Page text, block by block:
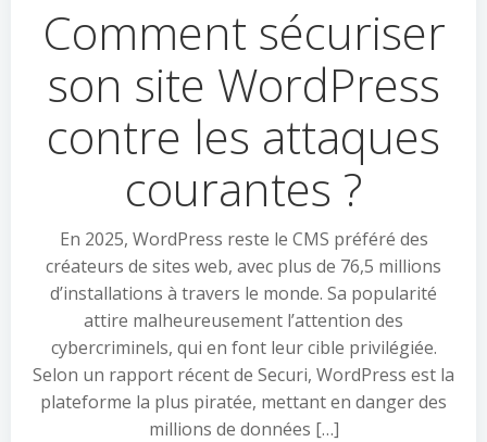
Comment sécuriser
son site WordPress
contre les attaques
courantes ?
En 2025, WordPress reste le CMS préféré des
créateurs de sites web, avec plus de 76,5 millions
d’installations à travers le monde. Sa popularité
attire malheureusement l’attention des
cybercriminels, qui en font leur cible privilégiée.
Selon un rapport récent de Securi, WordPress est la
plateforme la plus piratée, mettant en danger des
millions de données […]